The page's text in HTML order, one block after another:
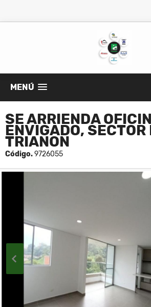
MENÚ
SE ARRIENDA
ENVIGADO, SECTOR
TRIANON
Código.9726055